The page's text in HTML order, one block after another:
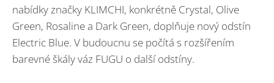
nabídky značky KLIMCHI, konkrétně Crystal, Olive
Green, Rosaline a Dark Green, doplňuje nový odstín
Electric Blue. V budoucnu se počítá s rozšířením
barevné škály váz FUGU o další odstíny.